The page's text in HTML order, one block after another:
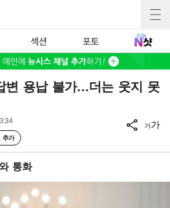
섹션 포토
변 용납 불가…더는 웃지 못
추가
가가
통화